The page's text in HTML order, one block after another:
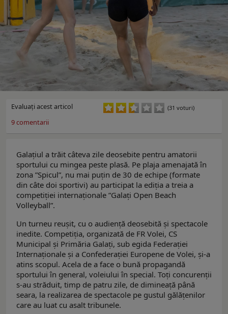
Evaluaţi acest articol (31 voturi)
9comentarii
Galațiul a trăit câteva zile deosebite pentru amatorii
sportului cu mingea peste plasă. Pe plaja amenajată în
zona ”Spicul”, nu mai puțin de 30 de echipe (formate
din câte doi sportivi) au participat la ediția a treia a
competiției internaționale ”Galați Open Beach
Volleyball”.
Un turneu reușit, cu o audiență deosebită și spectacole
inedite. Competiția, organizată de FR Volei, CS
Municipal și Primăria Galați, sub egida Federației
Internaționale și a Confederației Europene de Volei, și-a
atins scopul. Acela de a face o bună propagandă
sportului în general, voleiului în special. Toți concurenții
s-au străduit, timp de patru zile, de dimineață până
seara, la realizarea de spectacole pe gustul gălățenilor
care au luat cu asalt tribunele.